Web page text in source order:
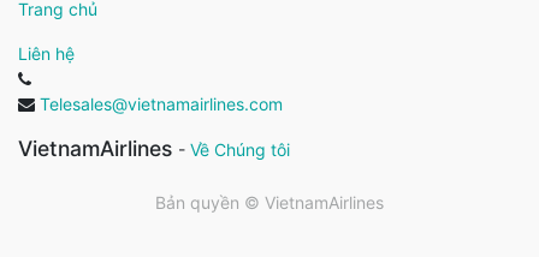
Trang chủ
Liên hệ
Telesales@vietnamairlines.com
VietnamAirlines - Về Chúng tôi
Bản quyền © VietnamAirlines